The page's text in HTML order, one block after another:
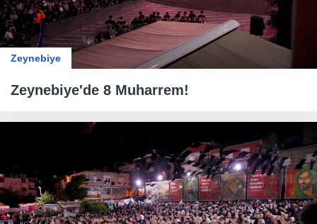
Zeynebiye
Zeynebiye'de 8 Muharrem!